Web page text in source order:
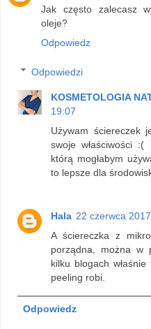
Jak często zalecasz
oleje?
Odpowiedz
Odpowiedzi
KOSMETOLOGIA
19:07
Używam ściereczek
swoje właściwości :(
którą mogłabym
to lepsze dla
Hala 22 czerwca
A ściereczka z
porządna, można w
kilku blogach właśnie
peeling robi.
Odpowiedz